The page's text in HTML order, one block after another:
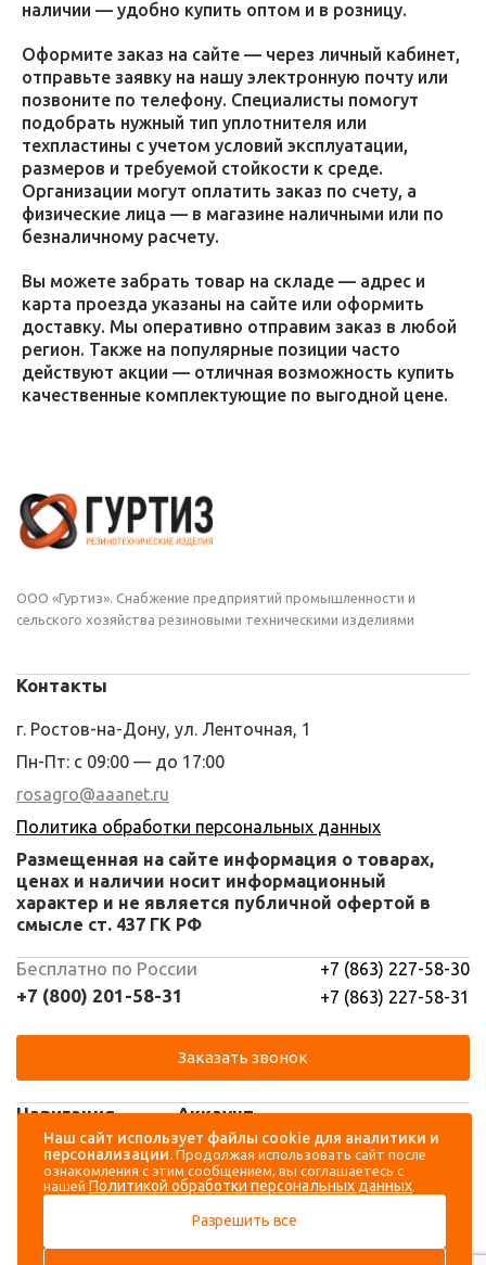
наличии — удобно купить оптом и в розницу.
Оформите заказ на сайте — через личный кабинет,
отправьте заявку на нашу электронную почту или
позвоните по телефону. Специалисты помогут
подобрать нужный тип уплотнителя или
техпластины с учетом условий эксплуатации,
размеров и требуемой стойкости к среде.
Организации могут оплатить заказ по счету, а
физические лица — в магазине наличными или по
безналичному расчету.
Вы можете забрать товар на складе — адрес и
карта проезда указаны на сайте или оформить
доставку. Мы оперативно отправим заказ в любой
регион. Также на популярные позиции часто
действуют акции — отличная возможность купить
качественные комплектующие по выгодной цене.
ООО «Гуртиз». Снабжение предприятий промышленности и
сельского хозяйства резиновыми техническими изделиями
Навигация
Каталог
О компании
Доставка и оплата
Аккаунт
Вход
Регистрация
Контакты
г. Ростов-на-Дону, ул. Ленточная, 1
Пн-Пт: с 09:00 — до 17:00
rosagro@aaanet.ru
Политика обработки персональных данных
Размещенная на сайте информация о товарах,
ценах и наличии носит информационный
характер и не является публичной офертой в
смысле ст. 437 ГК РФ
Бесплатно по России
+7 (800) 201-58-31
+7 (863) 227-58-30
+7 (863) 227-58-31
Заказать звонок
Наш сайт использует файлы cookie для аналитики и
персонализации. Продолжая использовать сайт после
ознакомления с этим сообщением, вы соглашаетесь с
нашей Политикой обработки персональных данных.
Разрешить все